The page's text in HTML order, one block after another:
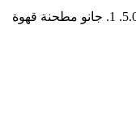
ر.س.‏ 369.00. 3.9. 11. ميبرو مطحنة حبوب القهوة الكهربائية مع وضع النفخ للإسبريسو طاحونة قهوة مناسبة للاسبريسو والقهوة المقطرة والكيمكس …. ر.س.‏ 499.00. 669 خصم 25%. 5.0. 1. جانو مطحنة قهوة